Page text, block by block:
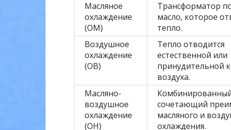
Масляное
охлаждение
(ОМ)
Трансформатор
масло, которое
тепло.
Воздушное
охлаждение
(ОВ)
Тепло отводится
естественной или
принудительной
воздуха.
Масляно-
воздушное
охлаждение
(ОН)
сочетающий
масляного и
охлаждения.